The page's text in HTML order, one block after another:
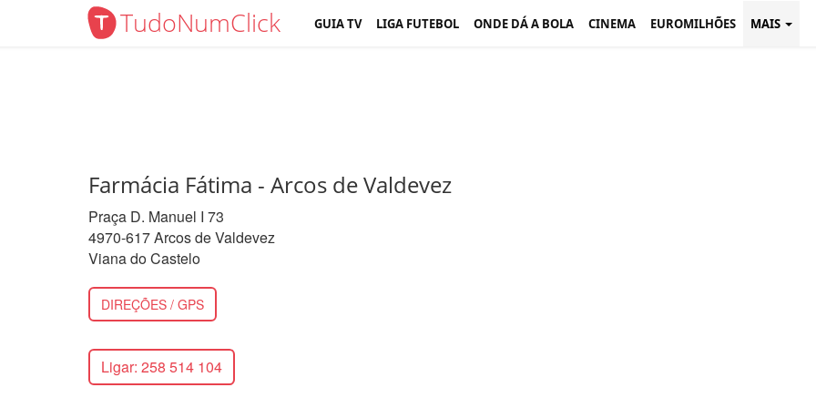
TudoNumClick GUIA TV LIGA FUTEBOL ONDE DÁ A BOLA CINEMA EUROMILHÕES MAIS
Farmácia Fátima - Arcos de Valdevez
Praça D. Manuel I 73
4970-617 Arcos de Valdevez
Viana do Castelo
DIREÇÕES / GPS
Ligar: 258 514 104